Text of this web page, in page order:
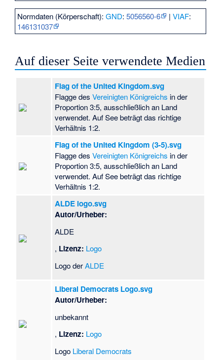
Normdaten (Körperschaft):GND:5056560-6 |VIAF:
146131037
Auf dieser Seite verwendete Medien
Flag of the United Kingdom.svg
Flagge desVereinigten Königreichs in der
Proportion 3:5, ausschließlich an Land
verwendet. Auf See beträgt das richtige
Verhältnis 1:2.
Flag of the United Kingdom (3-5).svg
Flagge desVereinigten Königreichs in der
Proportion 3:5, ausschließlich an Land
verwendet. Auf See beträgt das richtige
Verhältnis 1:2.
ALDE logo.svg
Autor/Urheber:
ALDE
, Lizenz: Logo
Logo derALDE
Liberal Democrats Logo.svg
Autor/Urheber:
unbekannt
, Lizenz: Logo
Logo Liberal Democrats